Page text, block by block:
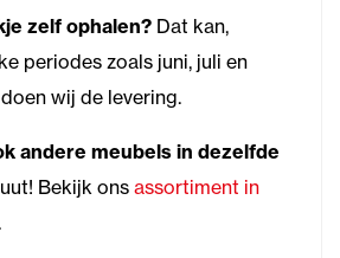
zelf ophalen? Dat kan,
periodes zoals juni, juli en
wij de levering.
andere meubels in dezelfde
Bekijk ons assortiment in